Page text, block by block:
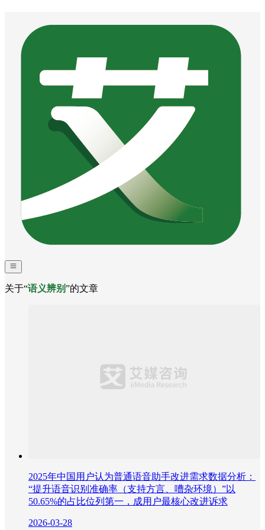
关于“语义辨别”的文章
2025年中国用户认为普通语音助手改进需求数据分析：
“提升语音识别准确率（支持方言、嘈杂环境）”以
50.65%的占比位列第一，成用户最核心改进诉求
2026-03-28